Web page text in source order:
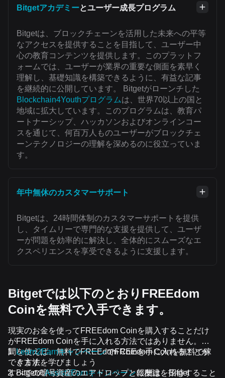
Bitgetアカデミーとユーザー成長プログラム
Bitgetは、ブロックチェーンを活用した未来への平等
なアクセスを提供することを目指して、ユーザー中
心の教育コンテンツを提供します。このプラットフ
ォームでは、ユーザーが業界の重要な側面を素早く
理解し、基礎知識を構築できるように、有益な記事
を継続的に公開しています。 Bitgetがローンチした
Blockchain4Youthプログラムは、世界70以上の国と
地域に拡大しています。このプログラムは、教育パ
ートナーシップ、ハッカソンおよびオンラインコー
スを通じて、何百万人ものユーザーがブロックチェ
ーンテクノロジーの理解を深めるのに役立っていま
す。
年中無休のカスタマーサポート
Bitgetは、24時間体制のカスタマーサポートを提供
し、タイムリーで専門的な支援を提供して、ユーザ
ーが問題を効率的に解決し、全体的にスムーズなエ
クスペリエンスを享受できるように支援します。
Bitgetでは以下のとおりFREEdom
Coinを無料で入手できます。
現実のお金を使ってFREEdom Coinを購入することだけ
がFREEdom Coinを手に入れる方法ではありません。時
間を使えば、無料でFREEdom Coinを手に入れることが
できます。
Learn2EarnキャンペーンでFREEdom Coinを無料で稼
ぐ方法を学びましょう
BitgetのAssist2Earnキャンペーンに友達を招待すること
すべての暗号資産のエアドロップと報酬は、Bitget